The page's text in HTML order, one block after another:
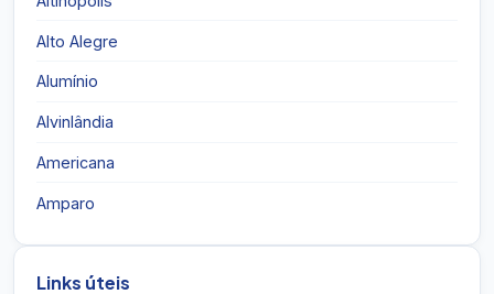
Alto Alegre
Alumínio
Alvinlândia
Americana
Amparo
Links úteis